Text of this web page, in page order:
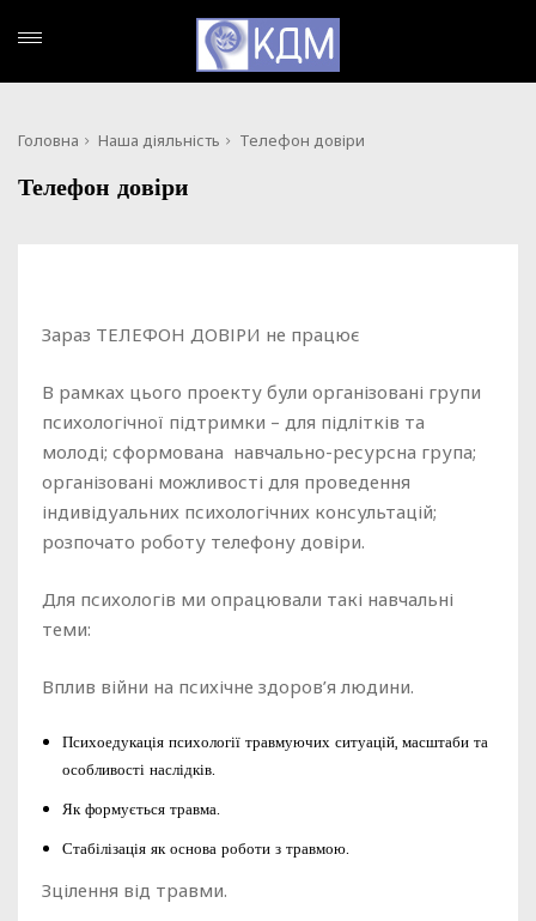
Головна Наша діяльність Телефон довіри
Телефон довіри
Зараз ТЕЛЕФОН ДОВІРИ не працює
В рамках цього проекту були організовані групи
психологічної підтримки – для підлітків та
молоді; сформована навчально-ресурсна група;
організовані можливості для проведення
індивідуальних психологічних консультацій;
розпочато роботу телефону довіри.
Для психологів ми опрацювали такі навчальні
теми:
Вплив війни на психічне здоров’я людини.
Психоедукація психології травмуючих ситуацій, масштаби та
особливості наслідків.
Як формується травма.
Стабілізація як основа роботи з травмою.
Зцілення від травми.